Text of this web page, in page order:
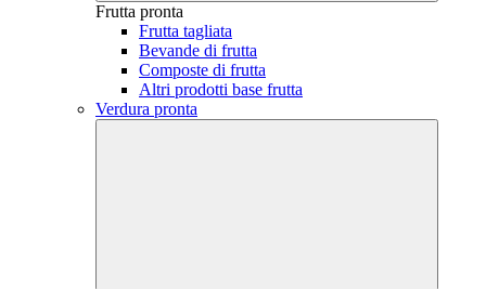
Frutta pronta
Frutta tagliata
Bevande di frutta
Composte di frutta
Altri prodotti base frutta
Verdura pronta